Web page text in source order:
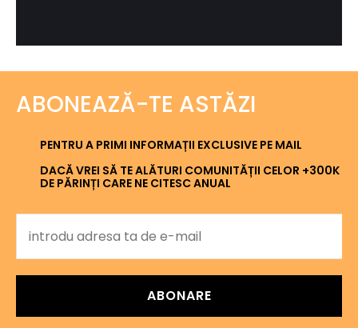
ABONEAZĂ-TE ASTĂZI
PENTRU A PRIMI INFORMAȚII EXCLUSIVE PE MAIL
DACĂ VREI SĂ TE ALĂTURI COMUNITĂȚII CELOR +300K
DE PĂRINȚI CARE NE CITESC ANUAL
ABONARE